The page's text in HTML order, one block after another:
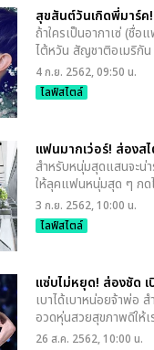
สุขสันต์วันเกิดพี่มาร์ค
ถ้าใครเป็นอากาเซ่ (ชื่
ไต้หวัน สัญชาติอเมริกั
4 ก.ย. 2562, 09:50 น.
ไลฟ์สไตล์
แฟนมากเว่อร์! ส่องส
สำหรับหนุ่มสุดแสนจะน่
ให้ลุคแฟนหนุ่มสุด ๆ กด
3 ก.ย. 2562, 10:00 น.
ไลฟ์สไตล์
แซ่บไม่หยุด! ส่องชัด
เบาได้เบาหน่อยจ้าพ่อ
อวดหุ่นสวยสุขภาพดีให้เ
26 ส.ค. 2562, 10:00 น.